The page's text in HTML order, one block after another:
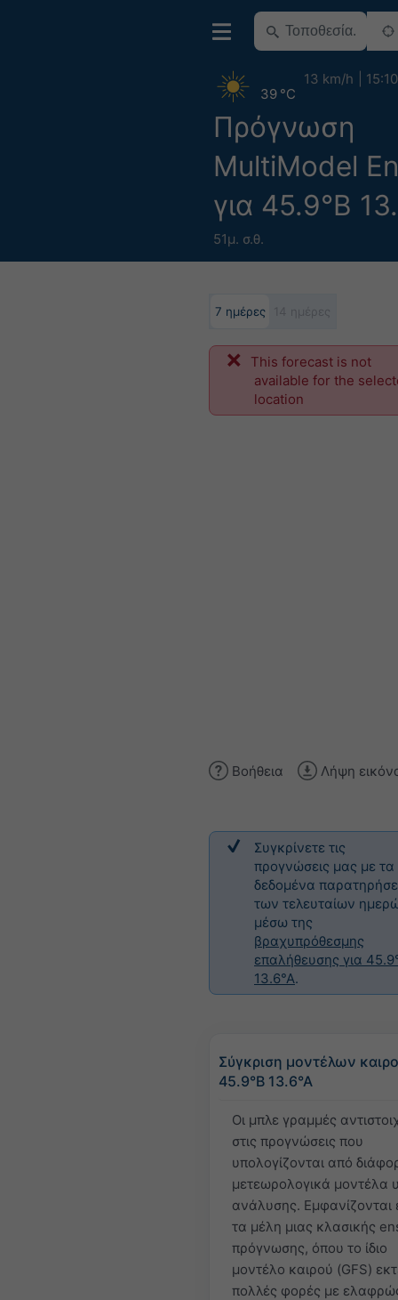
Πρόγνωση
MultiModel
για 45.9°Β
51μ. σ.θ.
39 °C
13 km/h 15:10
7 ημέρες
This forecast is not
available for the
location
Βοήθεια Λήψη
Συγκρίνετε τις
προγνώσεις μας με τα
δεδομένα
των τελευταίων
μέσω της
βραχυπρόθεσμης
επαλήθευσης για
13.6°Α.
Σύγκριση μοντέλων
45.9°Β 13.6°Α
Οι μπλε γραμμές
στις προγνώσεις που
υπολογίζονται από
μετεωρολογικά μοντέλα
ανάλυσης. Εμφανίζονται
τα μέλη μιας κλασικής
πρόγνωσης, όπου το ίδιο
μοντέλο καιρού (GFS)
πολλές φορές με